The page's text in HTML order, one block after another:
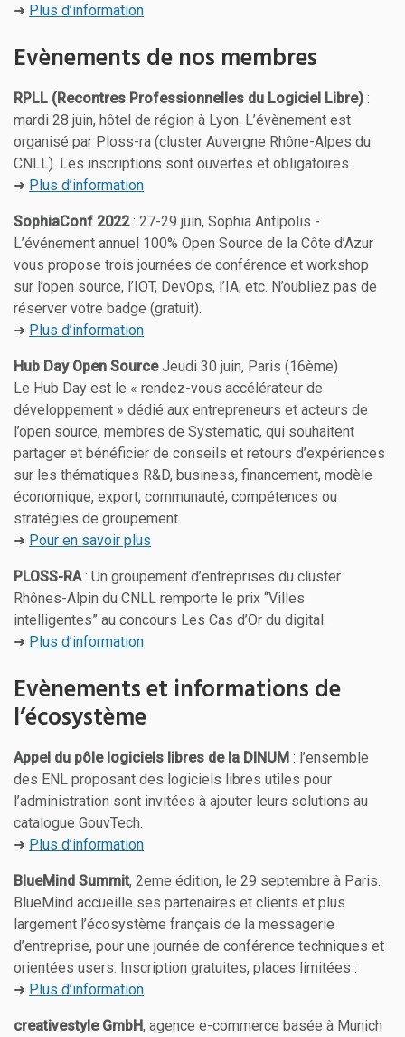
➜ Plus d’information
Evènements de nos membres
RPLL (Recontres Professionnelles du Logiciel Libre) :
mardi 28 juin, hôtel de région à Lyon. L’évènement est
organisé par Ploss-ra (cluster Auvergne Rhône-Alpes du
CNLL). Les inscriptions sont ouvertes et obligatoires.
➜ Plus d’information
SophiaConf 2022: 27-29 juin, Sophia Antipolis -
L’événement annuel 100% Open Source de la Côte d’Azur
vous propose trois journées de conférence et workshop
sur l’open source, l’IOT, DevOps, l’IA, etc. N’oubliez pas de
réserver votre badge (gratuit).
➜ Plus d’information
Hub Day Open SourceJeudi 30 juin, Paris (16ème)
Le Hub Day est le « rendez-vous accélérateur de
développement » dédié aux entrepreneurs et acteurs de
l’open source, membres de Systematic, qui souhaitent
partager et bénéficier de conseils et retours d’expériences
sur les thématiques R&D, business, financement, modèle
économique, export, communauté, compétences ou
stratégies de groupement.
➜ Pour en savoir plus
PLOSS-RA: Un groupement d’entreprises du cluster
Rhônes-Alpin du CNLL remporte le prix “Villes
intelligentes” au concours Les Cas d’Or du digital.
➜ Plus d’information
Evènements et informations de
l’écosystème
Appel du pôle logiciels libres de la DINUM : l’ensemble
des ENL proposant des logiciels libres utiles pour
l’administration sont invitées à ajouter leurs solutions au
catalogue GouvTech.
➜ Plus d’information
BlueMind Summit, 2eme édition, le 29 septembre à Paris.
BlueMind accueille ses partenaires et clients et plus
largement l’écosystème français de la messagerie
d’entreprise, pour une journée de conférence techniques et
orientées users. Inscription gratuites, places limitées :
➜ Plus d’information
creativestyle GmbH, agence e-commerce basée à Munich